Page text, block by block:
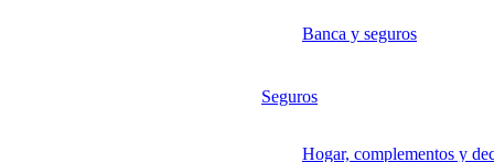
Banca y seguros
Seguros
Hogar, complementos y